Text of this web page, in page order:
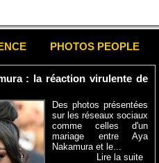
PHOTOS PEOPLE
: la réaction virulente de
Des photos présentées
sur les réseaux sociaux
comme celles d'un
mariage entre Aya
Nakamura et le...
Lire la suite